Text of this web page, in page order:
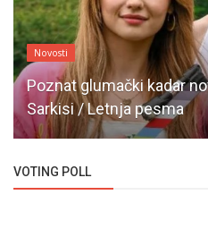
Novosti
Poznat glumački kadar
Sarkisi / Letnja pesma
VOTING POLL